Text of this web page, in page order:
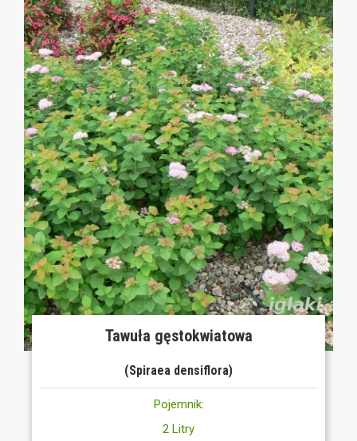
Tawuła gęstokwiatowa
(Spiraea densiflora)
Pojemnik:
2 Litry